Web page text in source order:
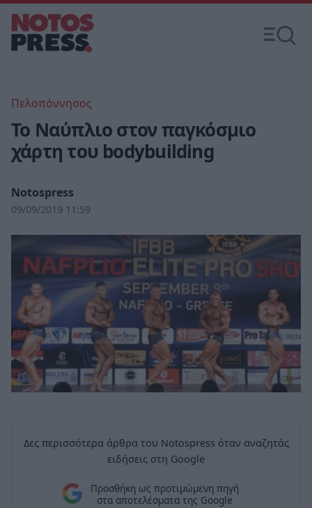
Πελοπόννησος
Το Ναύπλιο στον παγκόσμιο
χάρτη του bodybuilding
Notospress
09/09/2019 11:59
Δες περισσότερα άρθρα του Notospress όταν αναζητάς
ειδήσεις στη Google
Προσθήκη ως προτιμώμενη πηγή
στα αποτελέσματα της Google